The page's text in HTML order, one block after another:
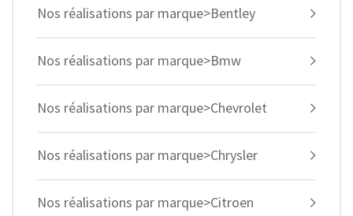
Nos réalisations par marque>Bentley
Nos réalisations par marque>Bmw
Nos réalisations par marque>Chevrolet
Nos réalisations par marque>Chrysler
Nos réalisations par marque>Citroen